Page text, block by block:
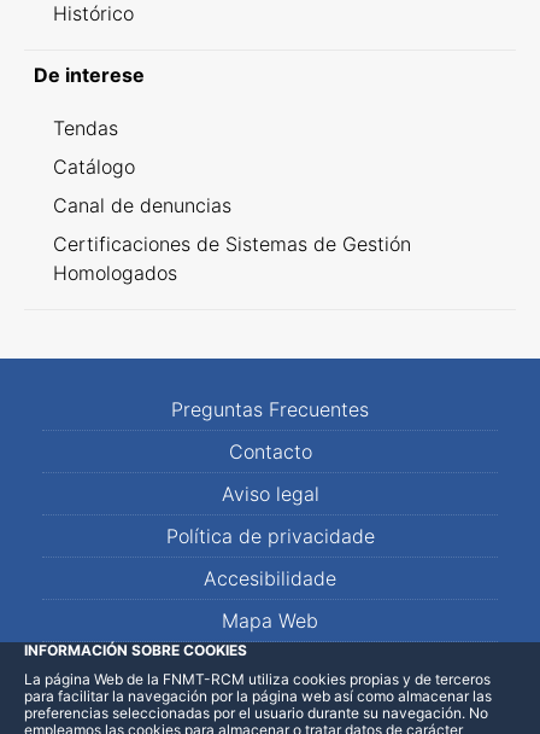
Histórico
De interese
Tendas
Catálogo
Canal de denuncias
Certificaciones de Sistemas de Gestión
Homologados
Preguntas Frecuentes
Contacto
Aviso legal
Política de privacidade
Accesibilidade
Mapa Web
LinkedInFacebookWhatsApp
INFORMACIÓN SOBRE COOKIES
La página Web de la FNMT-RCM utiliza cookies propias y de terceros
para facilitar la navegación por la página web así como almacenar las
preferencias seleccionadas por el usuario durante su navegación. No
empleamos las cookies para almacenar o tratar datos de carácter